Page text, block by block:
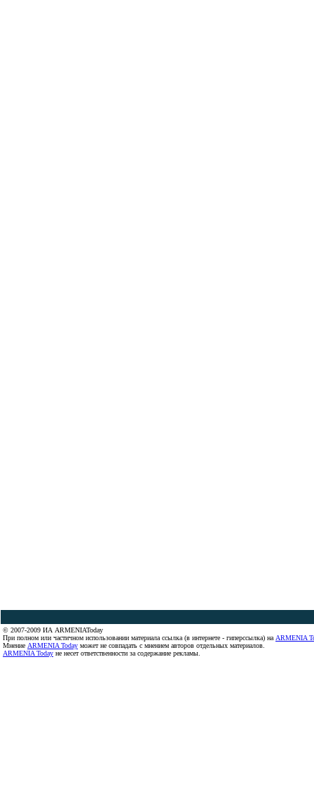
© 2007-2009 ИА ARMENIAToday
При полном или частичном использовании материала ссылка (в интернете - гиперссылка) на ARMENIA
Мнение ARMENIA Today может не совпадать с мнением авторов отдельных материалов.
ARMENIA Today не несет ответственности за содержание рекламы.